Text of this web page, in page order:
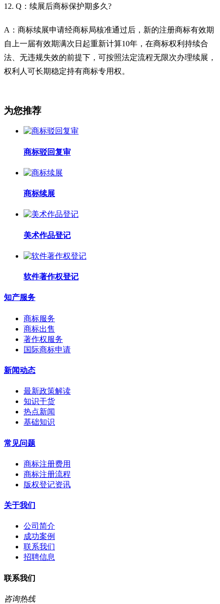
12. Q：续展后商标保护期多久?
A：商标续展申请经商标局核准通过后，新的注册商标有效期
自上一届有效期满次日起重新计算10年，在商标权利持续合
法、无违规失效的前提下，可按照法定流程无限次办理续展，
权利人可长期稳定持有商标专用权。
为您推荐
商标驳回复审
商标续展
美术作品登记
软件著作权登记
知产服务
商标服务
商标出售
著作权服务
国际商标申请
新闻动态
最新政策解读
知识干货
热点新闻
基础知识
常见问题
商标注册费用
商标注册流程
版权登记资讯
关于我们
公司简介
成功案例
联系我们
招聘信息
联系我们
咨询热线